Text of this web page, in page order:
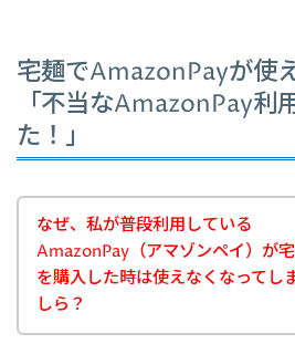
宅麺でAmazonPayが使
「不当なAmazonPay利
た！」
なぜ、私が普段利用している
AmazonPay（アマゾンペイ）が
を購入した時は使えなくなってし
しら？